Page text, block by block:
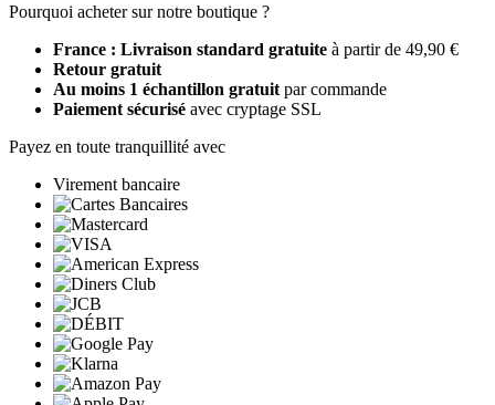
Pourquoi acheter sur notre boutique ?
France : Livraison standard gratuite à partir de 49,90 €
Retour gratuit
Au moins 1 échantillon gratuit par commande
Paiement sécurisé avec cryptage SSL
Payez en toute tranquillité avec
Virement bancaire